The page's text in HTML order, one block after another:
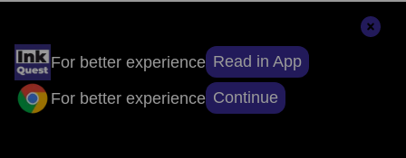
For better experience Read in App
For better experience Continue
संपादकों की पसंद